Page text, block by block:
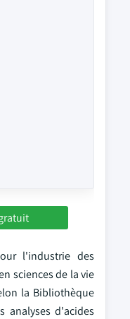
l'industrie des
sciences de la vie
la Bibliothèque
analyses d'acides